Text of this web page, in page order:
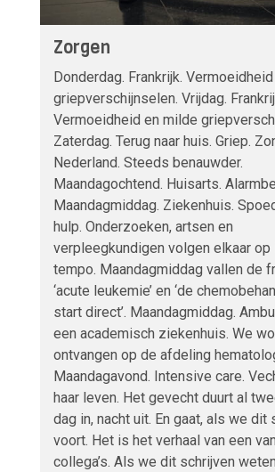
Zorgen
Donderdag. Frankrijk.
griepverschijnselen. Vrijdag.
Vermoeidheid en milde
Zaterdag. Terug naar huis. Griep.
Nederland. Steeds benauwder.
Maandagochtend. Huisarts.
Maandagmiddag. Ziekenhuis.
hulp. Onderzoeken, artsen en
verpleegkundigen volgen elkaar op
tempo. Maandagmiddag vallen de
‘acute leukemie’ en ‘de
start direct’. Maandagmiddag.
een academisch ziekenhuis. We
ontvangen op de afdeling
Maandagavond. Intensive care.
haar leven. Het gevecht duurt al
dag in, nacht uit. En gaat, als we dit
voort. Het is het verhaal van een
collega’s. Als we dit schrijven